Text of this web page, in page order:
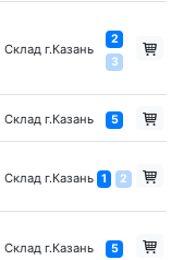
Склад г.Казань
2
3
Склад г.Казань 5
Склад г.Казань 1 2
Склад г.Казань 5